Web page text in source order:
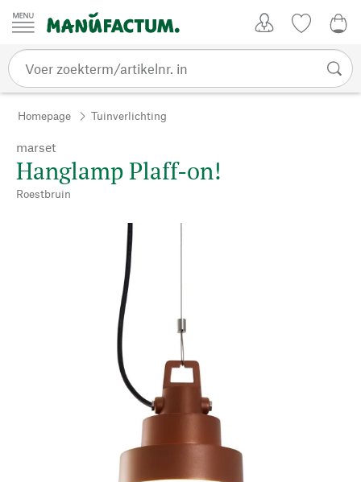
Passer au contenu
Homepage Tuinverlichting
marset
Hanglamp Plaff-on!
Roestbruin